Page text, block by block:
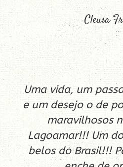
Cleusa
Uma vida, um
e um desejo o de
maravilhosos
Lagoamar!!! Um
belos do Brasil!!!